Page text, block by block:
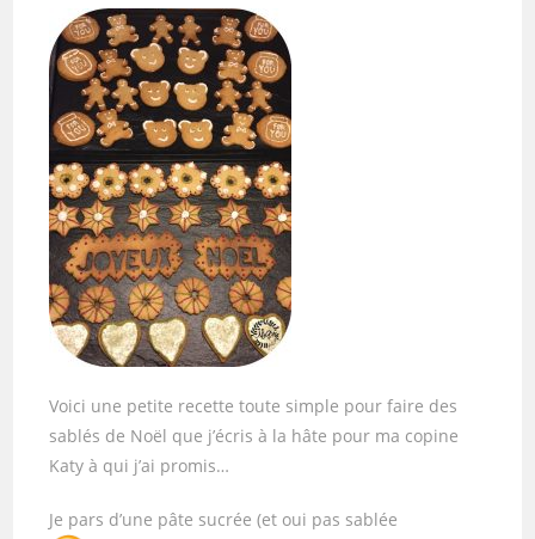
Voici une petite recette toute simple pour faire des
sablés de Noël que j’écris à la hâte pour ma copine
Katy à qui j’ai promis…
Je pars d’une pâte sucrée (et oui pas sablée